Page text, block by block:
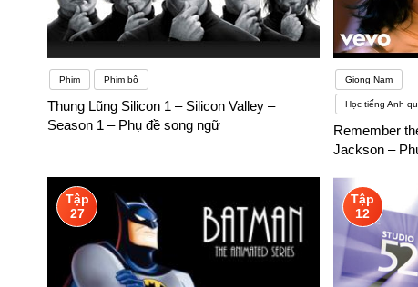
Phim Phim bộ
Thung Lũng Silicon 1 – Silicon Valley –
Season 1 – Phụ đề song ngữ
Giọng Nam
Học tiếng Anh
Remember
Jackson –
Tập
27
Tập
12